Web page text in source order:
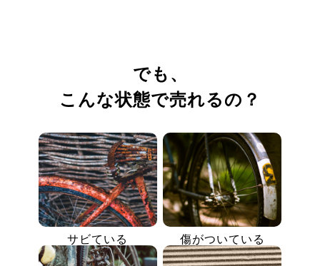
でも、
こんな状態で売れるの？
サビている 傷がついている